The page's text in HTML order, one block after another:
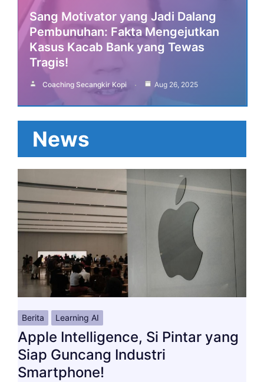
Sang Motivator yang Jadi Dalang
Pembunuhan: Fakta Mengejutkan
Kasus Kacab Bank yang Tewas
Tragis!
Coaching Secangkir Kopi Aug 26, 2025
News
Berita Learning AI
Apple Intelligence, Si Pintar yang
Siap Guncang Industri
Smartphone!